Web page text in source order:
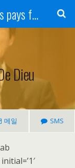
Le Mouvement Bérée dans les pays francophones
Dieu
메일 SMS